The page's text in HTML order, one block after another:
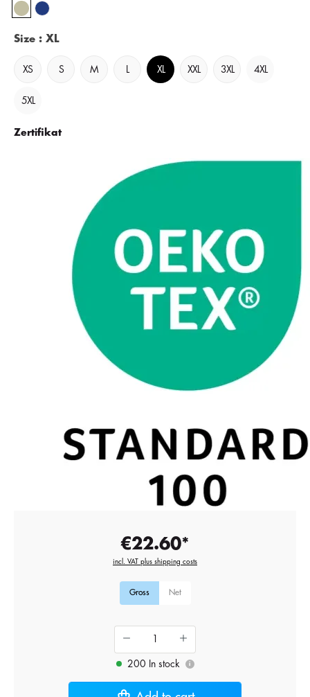
Size : XL
XS S M XL XXL 3XL 4XL
5XL
Zertifikat
€22.60*
incl. VAT plus shipping costs
Gross Net
200 In stock i